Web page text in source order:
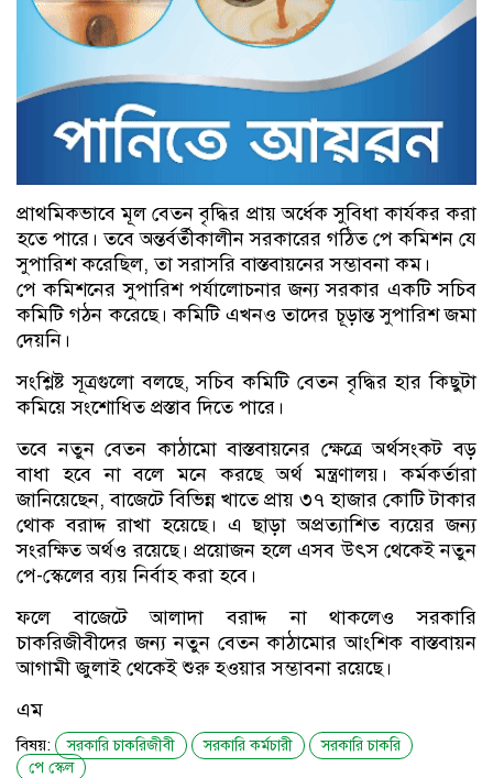
প্রাথমিকভাবে মূল বেতন বৃদ্ধির প্রায় অর্ধেক সুবিধা কার্যকর করা
হতে পারে। তবে অন্তর্বর্তীকালীন সরকারের গঠিত পে কমিশন যে
সুপারিশ করেছিল, তা সরাসরি বাস্তবায়নের সম্ভাবনা কম।
পে কমিশনের সুপারিশ পর্যালোচনার জন্য সরকার একটি সচিব
কমিটি গঠন করেছে। কমিটি এখনও তাদের চূড়ান্ত সুপারিশ জমা
দেয়নি।
সংশ্লিষ্ট সূত্রগুলো বলছে, সচিব কমিটি বেতন বৃদ্ধির হার কিছুটা
কমিয়ে সংশোধিত প্রস্তাব দিতে পারে।
তবে নতুন বেতন কাঠামো বাস্তবায়নের ক্ষেত্রে অর্থসংকট বড়
বাধা হবে না বলে মনে করছে অর্থ মন্ত্রণালয়। কর্মকর্তারা
জানিয়েছেন, বাজেটে বিভিন্ন খাতে প্রায় ৩৭ হাজার কোটি টাকার
থোক বরাদ্দ রাখা হয়েছে। এ ছাড়া অপ্রত্যাশিত ব্যয়ের জন্য
সংরক্ষিত অর্থও রয়েছে। প্রয়োজন হলে এসব উৎস থেকেই নতুন
পে-স্কেলের ব্যয় নির্বাহ করা হবে।
ফলে বাজেটে আলাদা বরাদ্দ না থাকলেও সরকারি
চাকরিজীবীদের জন্য নতুন বেতন কাঠামোর আংশিক বাস্তবায়ন
আগামী জুলাই থেকেই শুরু হওয়ার সম্ভাবনা রয়েছে।
এম
বিষয়: সরকারি চাকরিজীবী সরকারি কর্মচারী
সরকারি চাকরি
পে স্কেল